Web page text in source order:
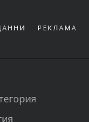
РЕКЛАМА